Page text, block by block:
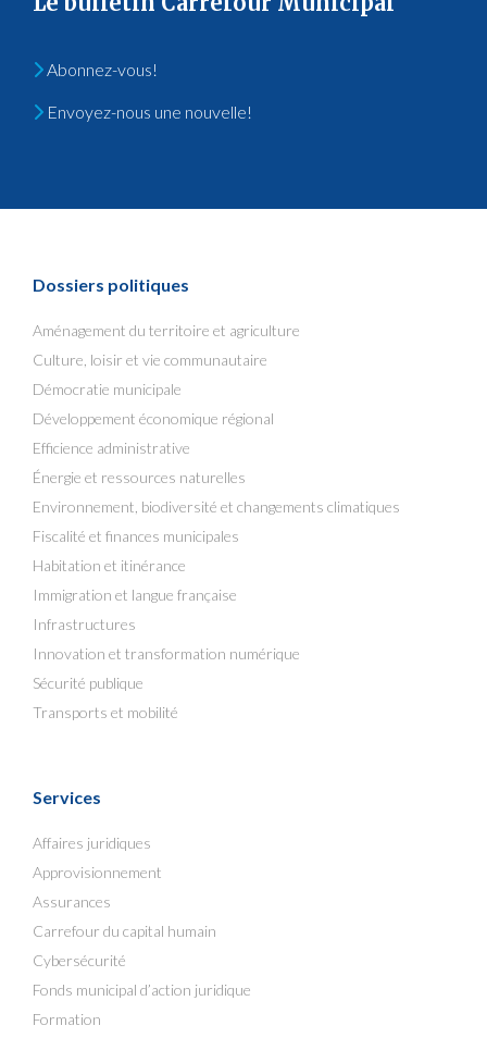
Abonnez-vous!
Envoyez-nous une nouvelle!
Dossiers politiques
Aménagement du territoire et agriculture
Culture, loisir et vie communautaire
Démocratie municipale
Développement économique régional
Efficience administrative
Énergie et ressources naturelles
Environnement, biodiversité et changements climatiques
Fiscalité et finances municipales
Habitation et itinérance
Immigration et langue française
Infrastructures
Innovation et transformation numérique
Sécurité publique
Transports et mobilité
Services
Affaires juridiques
Approvisionnement
Assurances
Carrefour du capital humain
Cybersécurité
Fonds municipal d’action juridique
Formation